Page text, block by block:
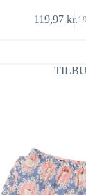
119,97kr.